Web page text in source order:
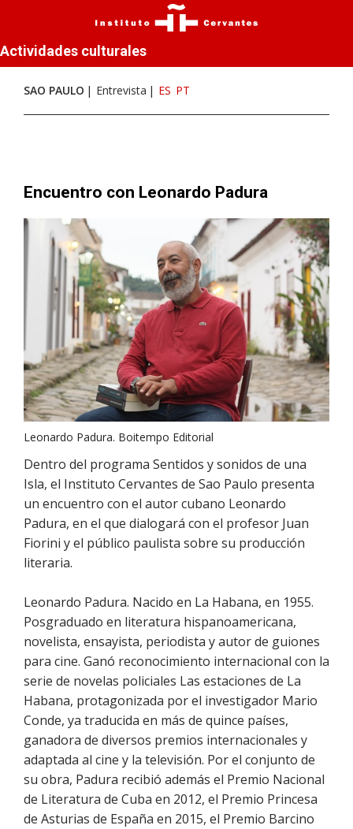
Actividades culturales
SAO PAULO Entrevista ES PT
Encuentro con Leonardo Padura
Leonardo Padura. Boitempo Editorial
Dentro del programa Sentidos y sonidos de una
Isla, el Instituto Cervantes de Sao Paulo presenta
un encuentro con el autor cubano Leonardo
Padura, en el que dialogará con el profesor Juan
Fiorini y el público paulista sobre su producción
literaria.
Leonardo Padura. Nacido en La Habana, en 1955.
Posgraduado en literatura hispanoamericana,
novelista, ensayista, periodista y autor de guiones
para cine. Ganó reconocimiento internacional con la
serie de novelas policiales Las estaciones de La
Habana, protagonizada por el investigador Mario
Conde, ya traducida en más de quince países,
ganadora de diversos premios internacionales y
adaptada al cine y la televisión. Por el conjunto de
su obra, Padura recibió además el Premio Nacional
de Literatura de Cuba en 2012, el Premio Princesa
de Asturias de España en 2015, el Premio Barcino